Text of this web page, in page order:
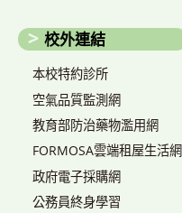
校外連結
本校特約診所
空氣品質監測網
教育部防治藥物濫用網
FORMOSA雲端租屋生活網
政府電子採購網
公務員終身學習